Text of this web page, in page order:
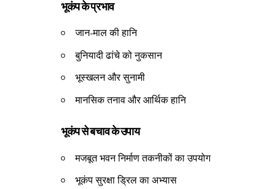
भूकंप के प्रभाव
जान-माल की हानि
बुनियादी ढांचे को नुकसान
भूस्खलन और सुनामी
मानसिक तनाव और आर्थिक हानि
भूकंप से बचाव के उपाय
मजबूत भवन निर्माण तकनीकों का उपयोग
भूकंप सुरक्षा ड्रिल का अभ्यास